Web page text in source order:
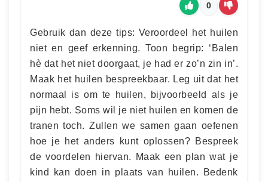
0
Gebruik dan deze tips: Veroordeel het huilen
niet en geef erkenning. Toon begrip: ‘Balen
hè dat het niet doorgaat, je had er zo’n zin in’.
Maak het huilen bespreekbaar. Leg uit dat het
normaal is om te huilen, bijvoorbeeld als je
pijn hebt. Soms wil je niet huilen en komen de
tranen toch. Zullen we samen gaan oefenen
hoe je het anders kunt oplossen? Bespreek
de voordelen hiervan. Maak een plan wat je
kind kan doen in plaats van huilen. Bedenk